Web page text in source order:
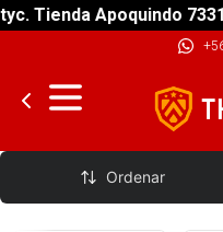
Apoquindo 7331.
Iluminación
Ordenar